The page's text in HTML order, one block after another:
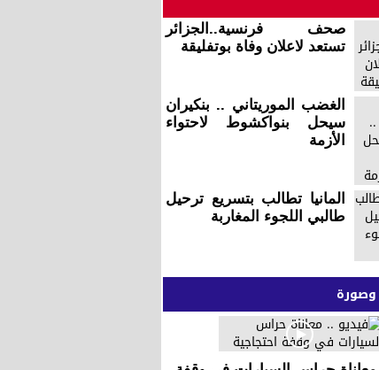
صحف فرنسية..الجزائر
تستعد لاعلان وفاة بوتفليقة
الغضب الموريتاني .. بنكيران
سيحل بنواكشوط لاحتواء
الأزمة
المانيا تطالب بتسريع ترحيل
طالبي اللجوء المغاربة